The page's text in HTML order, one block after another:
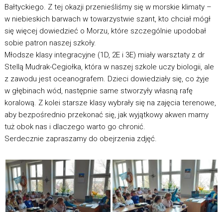
Bałtyckiego. Z tej okazji przenieśliśmy się w morskie klimaty –
w niebieskich barwach w towarzystwie szant, kto chciał mógł
się więcej dowiedzieć o Morzu, które szczególnie upodobał
sobie patron naszej szkoły.
Młodsze klasy integracyjne (1D, 2E i 3E) miały warsztaty z dr
Stellą Mudrak-Cegiołka, która w naszej szkole uczy biologii, ale
z zawodu jest oceanografem. Dzieci dowiedziały się, co żyje
w głębinach wód, następnie same stworzyły własną rafę
koralową. Z kolei starsze klasy wybrały się na zajęcia terenowe,
aby bezpośrednio przekonać się, jak wyjątkowy akwen mamy
tuż obok nas i dlaczego warto go chronić.
Serdecznie zapraszamy do obejrzenia zdjęć.